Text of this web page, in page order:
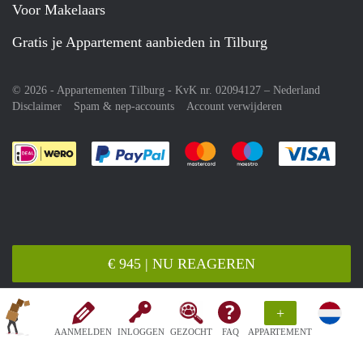
AANMELDEN INLOGGEN GEZOCHT FAQ
+
APPARTEMENT
€ 945 | NU REAGEREN
Voor Makelaars
Gratis je Appartement aanbieden in Tilburg
© 2026 - Appartementen Tilburg - KvK nr. 02094127 – Nederland
Disclaimer
Spam & nep-accounts Account verwijderen
Je rekent gemakkelijk af met Paypal
Je rekent gemakkelijk af met
Je rekent